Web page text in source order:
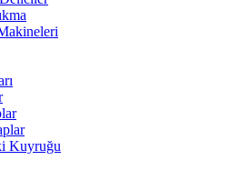
Kuyruğu